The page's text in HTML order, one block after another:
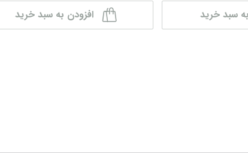
سبد خرید افزودن به سبد خرید